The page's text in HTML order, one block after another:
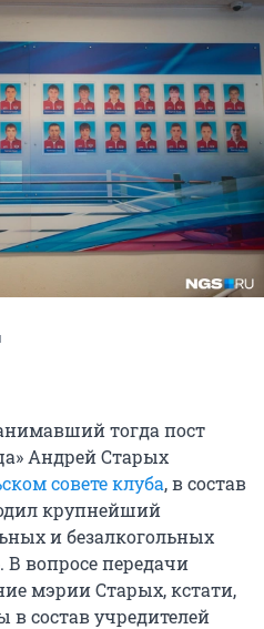
тогда пост
Андрей Старых
совете клуба, в состав
крупнейший
и безалкогольных
вопросе передачи
мэрии Старых, кстати,
в состав учредителей